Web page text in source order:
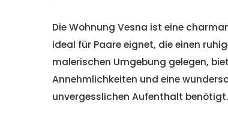
Die Wohnung Vesna ist eine
ideal für Paare eignet, die einen
malerischen Umgebung gelegen,
Annehmlichkeiten und eine
unvergesslichen Aufenthalt benötigt.